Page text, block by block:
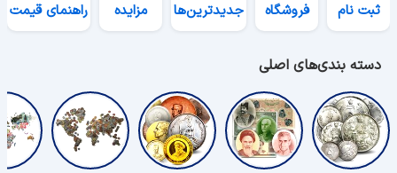
ثبت نام فروشگاه جدیدترین‌ها مزایده راهنمای قیمت
دسته بندی‌های اصلی